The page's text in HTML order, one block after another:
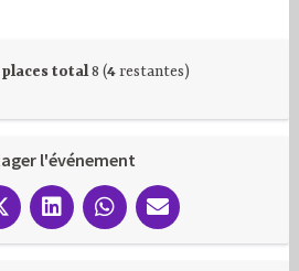
total8 (4restantes)
l'événement